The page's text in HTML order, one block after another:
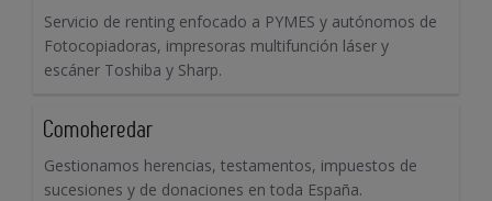
Servicio de renting enfocado a PYMES y autónomos de
Fotocopiadoras, impresoras multifunción láser y
escáner Toshiba y Sharp.
Comoheredar
Gestionamos herencias, testamentos, impuestos de
sucesiones y de donaciones en toda España.